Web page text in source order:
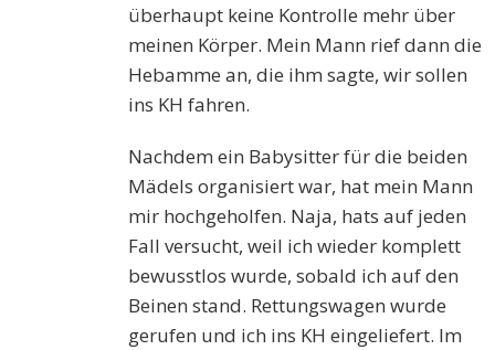
überhaupt keine Kontrolle mehr über
meinen Körper. Mein Mann rief dann die
Hebamme an, die ihm sagte, wir sollen
ins KH fahren.
Nachdem ein Babysitter für die beiden
Mädels organisiert war, hat mein Mann
mir hochgeholfen. Naja, hats auf jeden
Fall versucht, weil ich wieder komplett
bewusstlos wurde, sobald ich auf den
Beinen stand. Rettungswagen wurde
gerufen und ich ins KH eingeliefert. Im